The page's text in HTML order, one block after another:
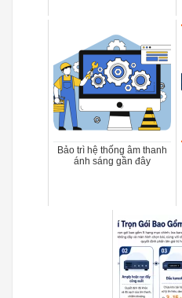
Bảo trì hệ thống âm thanh
ánh sáng gần đây